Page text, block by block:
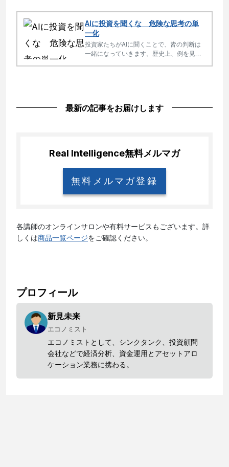
見逃す盲点です。
AIに投資を聞くな 危険な思考の単
一化
投資家たちがAIに聞くことで、皆の判断は
一緒になっていきます。歴史上、例を見な
最新の記事をお届けします
Real Intelligence無料メルマガ
無料メルマガ登録
各講師のオンラインサロンや有料サービスもございます。詳
しくは商品一覧ページをご確認ください。
プロフィール
新見未来
エコノミスト
エコノミストとして、シンクタンク、投資顧問
会社などで経済分析、資金運用とアセットアロ
ケーション業務に携わる。